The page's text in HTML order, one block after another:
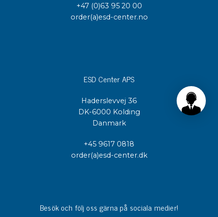
+47 (0)63 95 20 00
order(a)esd-center.no
ESD Center APS
Haderslevvej 36
DK-6000 Kolding
Danmark
+45 9617 0818
order(a)esd-center.dk
Besök och följ oss gärna på sociala medier!